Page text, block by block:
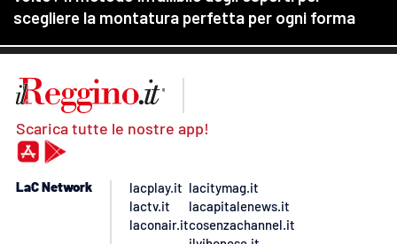
Scarica tutte le nostre app!
LaC Network
lacplay.it
lactv.it
laconair.it
lacitymag.it
lacapitalenews.it
cosenzachannel.it